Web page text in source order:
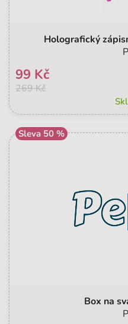
Holografický
269 Kč
99 Kč
Sleva 50 %
Box na